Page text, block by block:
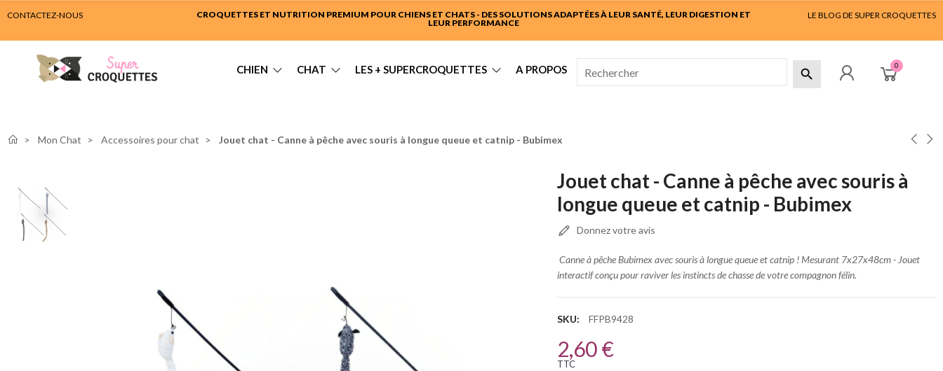
CONTACTEZ-NOUS
CROQUETTES ET NUTRITION PREMIUM POUR CHIENS ET CHATS - DES SOLUTIONS ADAPTÉES À LEUR SANTÉ, LEUR DIGESTION ET
LEUR PERFORMANCE
LE BLOG DE SUPER CROQUETTES
CHIEN CHAT LES + SUPERCROQUETTES A PROPOS 
0
Mon Chat Accessoires pour chat Jouet chat - Canne à pêche avec souris à longue queue et catnip - Bubimex
Jouet chat - Canne à pêche avec souris à
longue queue et catnip - Bubimex
Donnez votre avis
Canne à pêche Bubimex avec souris à longue queue et catnip ! Mesurant 7x27x48cm - Jouet
interactif conçu pour raviver les instincts de chasse de votre compagnon félin.
SKU: FFPB9428
2,60 €
TTC